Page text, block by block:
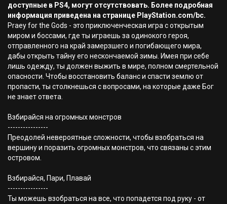
доступные в PS4, могут отсутствовать. Более подробная
информация приведена на странице PlayStation.com/bc.
Praey for the Gods - это приключенческая игра с открытым
миром и боссами, где ты играешь за одинокого героя,
отправленного на край замерзшего и погибающего мира,
дабы открыть тайну его нескончаемой зимы. Имея при себе
лишь одежду, ты должен выжить в мире, полном смертельной
опасности. Чтобы восстановить баланс и спасти землю от
пропасти, ты столкнешься с вопросами, на которые даже Бог
не знает ответа.
Взбирайся на огромных монстров
----------------
Преодолей невероятные сложности, чтобы взобраться на
вершину и поразить огромных монстров, что связаны с этим
островом.
Взбирайся, Пари, Плавай
----------------
Ты можешь взобраться на все, что попадется под руку - от